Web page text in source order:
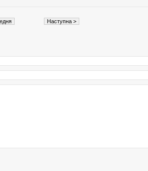
Наступна >